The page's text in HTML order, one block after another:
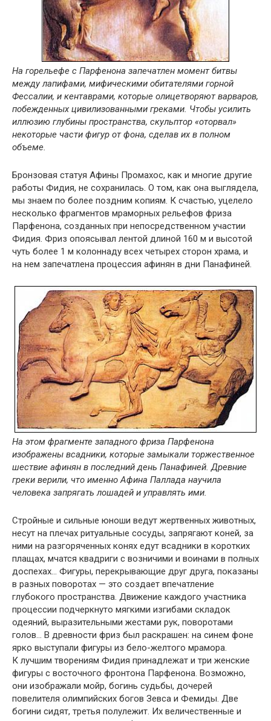
На горельефе с Парфенона запечатлен момент битвы
между лапифами, мифическими обитателями горной
Фессалии, и кентаврами, которые олицетворяют варваров,
побежденных цивилизованными греками. Чтобы усилить
иллюзию глубины пространства, скульптор «оторвал»
некоторые части фигур от фона, сделав их в полном
объеме.
Бронзовая статуя Афины Промахос, как и многие другие
работы Фидия, не сохранилась. О том, как она выглядела,
мы знаем по более поздним копиям. К счастью, уцелело
несколько фрагментов мраморных рельефов фриза
Парфенона, созданных при непосредственном участии
Фидия. Фриз опоясывал лентой длиной 160 м и высотой
чуть более 1 м колоннаду всех четырех сторон храма, и
на нем запечатлена процессия афинян в дни Панафиней.
На этом фрагменте западного фриза Парфенона
изображены всадники, которые замыкали торжественное
шествие афинян в последний день Панафиней. Древние
греки верили, что именно Афина Паллада научила
человека запрягать лошадей и управлять ими.
Стройные и сильные юноши ведут жертвенных животных,
несут на плечах ритуальные сосуды, запрягают коней, за
ними на разгоряченных конях едут всадники в коротких
плащах, мчатся квадриги с возничими и воинами в полных
доспехах… Фигуры, перекрывающие друг друга, показаны
в разных поворотах — это создает впечатление
глубокого пространства. Движение каждого участника
процессии подчеркнуто мягкими изгибами складок
одеяний, выразительными жестами рук, поворотами
голов… В древности фриз был раскрашен: на синем фоне
ярко выступали фигуры из бело-желтого мрамора.
К лучшим творениям Фидия принадлежат и три женские
фигуры с восточного фронтона Парфенона. Возможно,
они изображали мойр, богинь судьбы, дочерей
повелителя олимпийских богов Зевса и Фемиды. Две
богини сидят, третья полулежит. Их величественные и